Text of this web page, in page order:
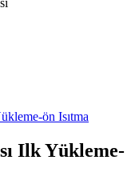
ön Isıtma
Ilk Yükleme-